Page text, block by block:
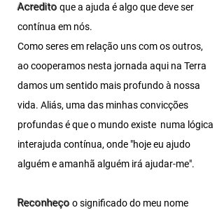
Acredito que a ajuda é algo que deve ser
contínua em nós.
Como seres em relação uns com os outros,
ao cooperamos nesta jornada aqui na Terra
damos um sentido mais profundo à nossa
vida. Aliás, uma das minhas convicções
profundas é que o mundo existe numa lógica
interajuda contínua, onde "hoje eu ajudo
alguém e amanhã alguém irá ajudar-me".
Reconheço osignificado do meu nome